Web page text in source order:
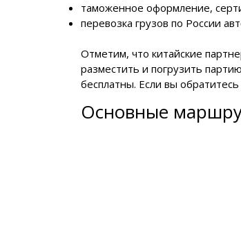
таможенное оформление,
перевозка грузов по России
Отметим, что китайские
разместить и погрузить
бесплатны. Если вы
Основные